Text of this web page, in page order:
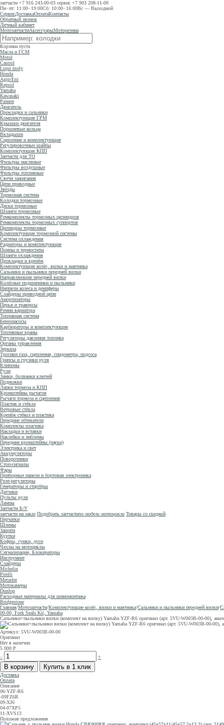
запчасти +7 916 243-00-03 сервис +7 903 208-11-00
Пн−пт: 11:00−19:00Сб: 10:00−16:00Вс — Выходной
СервисДоставкаОплатаКонтакты
Обратный звонок
Личный кабинет
МотозапчастиАксессуарыМоторезина
Корзина пуста
Масла и ГСМ
Motul
Castrol
Liqui moly
Honda
Agip/Eni
Repsol
Yamaha
Kawasaki
Разное
Двигатель
Прокладки и сальники
Комплектующие ГРМ
Крышки двигателя
Поршневые кольца
Вкладыши
Сцепление и комплектующие
Регулировочные шайбы
Комплектующие КПП
Запчасти для ТО
Фильтры масляные
Фильтры воздушные
Фильтры топливные
Свечи зажигания
Цепи приводные
Звёзды
Тормозная система
Колодки тормозные
Диски тормозные
Шланги тормозные
Ремкомплекты тормозных цилиндров
Ремкомплекты тормозных суппортов
Цилиндры тормозные
Комплектующие тормозной системы
Система охлаждения
Радиаторы и комплектующие
Помпы и термостаты
Шланги охлаждения
Прокладки и крепёж
Комплектующие колёс, вилки и маятника
Сальники и пыльники передней вилки
Направляющие передней вилки
Колёсные подшипники и пыльники
Ниппели колеса и демпферы
Слайдеры приводной цепи
Амортизаторы
Перья и траверсы
Ремни вариатора
Топливная система
Бензонасосы
Карбюраторы и комплектующие
Топливные краны
Регуляторы давления топлива
Органы управления
Зеркала
Тросики газа, сцепления, спидометра, подсоса
Грипсы и грузики руля
Клипоны
Рули
Замки, болванки ключей
Подножки
Лапки тормоза и КПП
Кронштейны рычагов
Рычаги тормоза и сцепления
Пластик и стёкла
Ветровые стёкла
Крепёж стёкол и пластика
Передние обтекатели
Комплекты пластика
Накладки и вставки
Наклейки и эмблемы
Передние кронштейны (пауки)
Электрика и свет
Аккумуляторы
Поворотники
Стоп-сигналы
Фары
Приборные панели и бортовая электроника
Реле-регуляторы
Генераторы и стартёры
Датчики
Пульты руля
Лампы
Запчасти Б/У
запчасти на заказ Подобрать запчастипо модели мотоцикла Товары со скидкой
Перчатки
Шлемы
Защита
Куртки
Кофры, сумки, дуги
Чехлы на мотоциклы
Сигнализации, Блокираторы
Инструмент
Слайдеры
Michelin
Pirelli
Metzeler
Мотокамеры
Dunlop
Расходные материалы для шиномонтажа
Bridgestone
Главная/Мотозапчасти/Комплектующие колёс, вилки и маятника/Сальники и пыльники передней вилки/
00-00, Fork Seals Kit, Yamaha
Сальники+пыльники вилки (комплект на вилку) Yamaha YZF-R6 оригинал (арт. 5VU-W003B-00-00),
Артикул: 5VU-W003B-00-00
Оригинал
Нет в наличии
5 000 Р
–
+
Доставка
Оплата
Описание
06-YZF-R6
-09FZ6R
09-XJ6
04-07XP5
11-XVS13
Похожие предложения